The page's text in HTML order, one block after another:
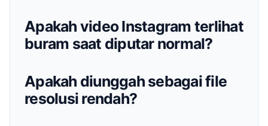
Apakah video Instagram terlihat
buram saat diputar normal?
Apakah diunggah sebagai file
resolusi rendah?